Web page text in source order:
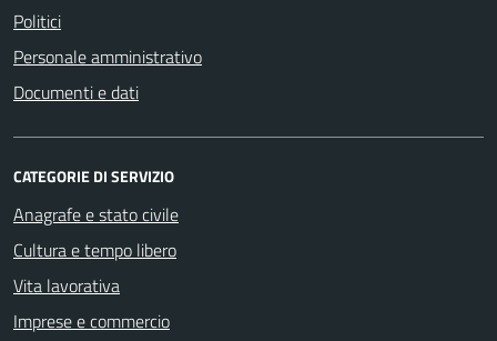
Politici
Personale amministrativo
Documenti e dati
CATEGORIE DI SERVIZIO
Anagrafe e stato civile
Cultura e tempo libero
Vita lavorativa
Imprese e commercio